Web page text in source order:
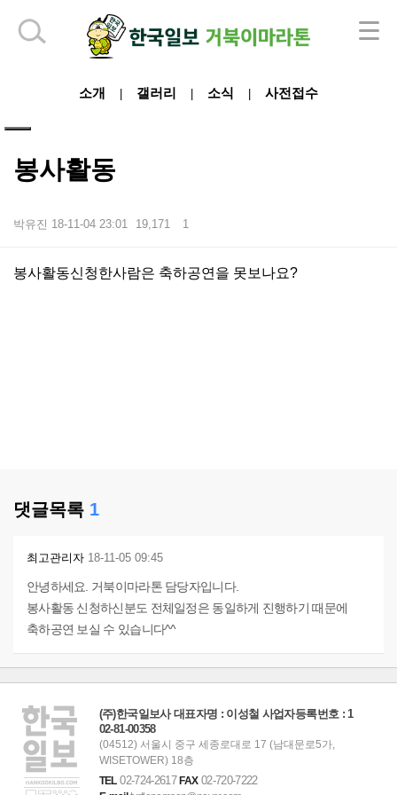
소개 갤러리 소식 사전접수
봉사활동
박유진 18-11-04 23:01 19,171 1
본문
봉사활동신청한사람은 축하공연을 못보나요?
댓글목록 1
최고관리자 18-11-05 09:45
안녕하세요. 거북이마라톤 담당자입니다.
봉사활동 신청하신분도 전체일정은 동일하게 진행하기 때문에
축하공연 보실 수 있습니다^^
하단 영역
(주)한국일보사 대표자명 : 이성철 사업자등록번호 : 1
02-81-00358
(04512) 서울시 중구 세종로대로 17 (남대문로5가,
WISETOWER) 18층
TEL02-724-2617FAX02-720-7222